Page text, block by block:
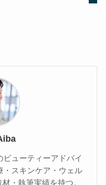
ューティーアドバイ
・スキンケア・ウェル
・執筆実績を持つ。